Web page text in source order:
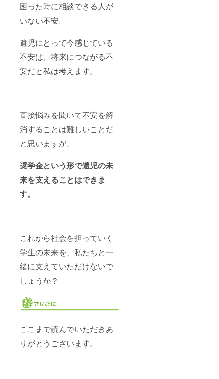
困った時に相談できる人が
いない不安。
遺児にとって今感じている
不安は、将来につながる不
安だと私は考えます。
直接悩みを聞いて不安を解
消することは難しいことだ
と思いますが、
奨学金という形で遺児の未
来を支えることはできま
す。
これから社会を担っていく
学生の未来を、私たちと一
緒に支えていただけないで
しょうか？
ここまで読んでいただきあ
りがとうございます。